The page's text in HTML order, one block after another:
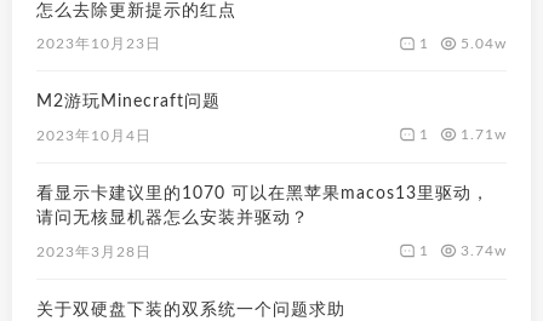
怎么去除更新提示的红点
2023年10月23日 1 5.04w
M2游玩Minecraft问题
2023年10月4日 1 1.71w
看显示卡建议里的1070 可以在黑苹果macos13里驱动，
请问无核显机器怎么安装并驱动？
2023年3月28日 1 3.74w
关于双硬盘下装的双系统一个问题求助